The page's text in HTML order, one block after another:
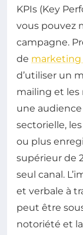
KPIs (Key
vous pouvez
campagne.
de marketing
d’utiliser un
mailing et les
une
sectorielle,
ou plus
supérieur de
seul canal.
et verbale à
peut être
notoriété et